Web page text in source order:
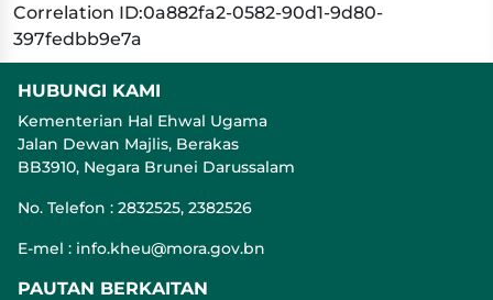
Correlation ID:0a882fa2-0582-90d1-9d80-
397fedbb9e7a
HUBUNGI KAMI
Kementerian Hal Ehwal Ugama
Jalan Dewan Majlis, Berakas
BB3910, Negara Brunei Darussalam
No. Telefon : 2832525, 2382526
E-mel : info.kheu@mora.gov.bn
PAUTAN BERKAITAN